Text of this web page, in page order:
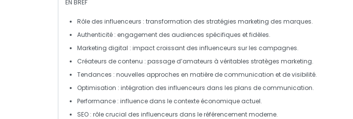
EN BREF
Rôle des influenceurs : transformation des stratégies marketing des marques.
Authenticité : engagement des audiences spécifiques et fidèles.
Marketing digital : impact croissant des influenceurs sur les campagnes.
Créateurs de contenu : passage d’amateurs à véritables stratèges marketing.
Tendances : nouvelles approches en matière de communication et de visibilité.
Optimisation : intégration des influenceurs dans les plans de communication.
Performance : influence dans le contexte économique actuel.
SEO : rôle crucial des influenceurs dans le référencement moderne.